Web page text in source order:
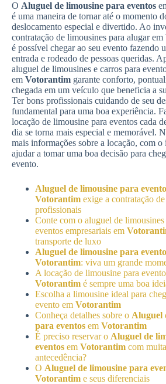
O Aluguel de limousine para eventos
é uma maneira de tornar até o momento
deslocamento especial e divertido. Ao
contratação de limousines para alugar em
é possível chegar ao seu evento fazendo
entrada e rodeado de pessoas queridas.
aluguel de limousines e carros para
em Votorantim garante conforto,
chegada em um veículo que beneficia a
Ter bons profissionais cuidando de seu
fundamental para uma boa experiência.
locação de limousine para eventos cada
dia se torna mais especial e memorável.
mais informações sobre a locação, com o
ajudar a tomar uma boa decisão para
evento.
Aluguel de limousine para
Votorantim exige a contratação
profissionais
Conte com o aluguel de limousines
eventos empresariais em
transporte de luxo
Aluguel de limousine para
Votorantim: viva um grande
A locação de limousine para
Votorantim é sempre uma boa
Escolha a limousine ideal para
evento em Votorantim
Conheça detalhes sobre o Aluguel
para eventos em Votorantim
É preciso reservar o Aluguel de
eventos em Votorantim com muita
antecedência?
O Aluguel de limousine para
Votorantim e seus diferenciais